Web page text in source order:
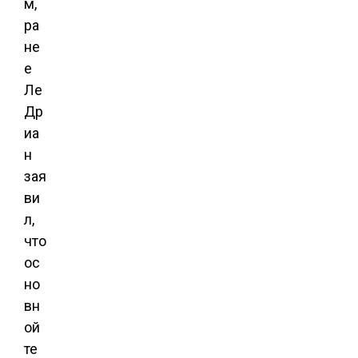
м,
ра
не
е
Ле
Др
иа
н
зая
ви
л,
что
ос
но
вн
ой
те